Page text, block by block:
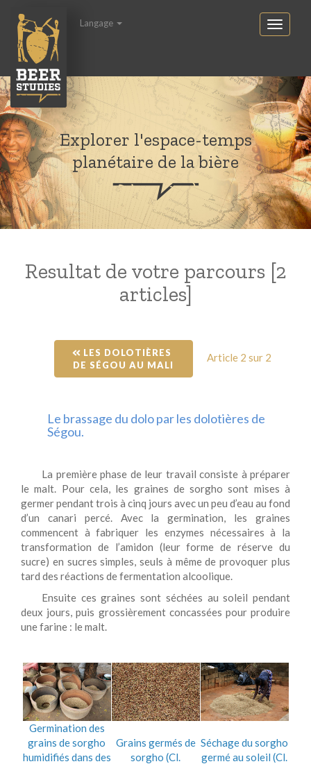
Langage
Explorer l'espace-temps
planétaire de la bière
Resultat de votre parcours [2
articles]
LES DOLOTIÈRES
DE SÉGOU AU MALI
Article 2 sur 2
Le brassage du dolo par les dolotières de
Ségou.
La première phase de leur travail consiste à préparer
le malt. Pour cela, les graines de sorgho sont mises à
germer pendant trois à cinq jours avec un peu d’eau au fond
d’un canari percé. Avec la germination, les graines
commencent à fabriquer les enzymes nécessaires à la
transformation de l’amidon (leur forme de réserve du
sucre) en sucres simples, seuls à même de provoquer plus
tard des réactions de fermentation alcoolique.
Ensuite ces graines sont séchées au soleil pendant
deux jours, puis grossièrement concassées pour produire
une farine : le malt.
Germination des
grains de sorgho
humidifiés dans des
Grains germés de
sorgho (Cl.
Séchage du sorgho
germé au soleil (Cl.